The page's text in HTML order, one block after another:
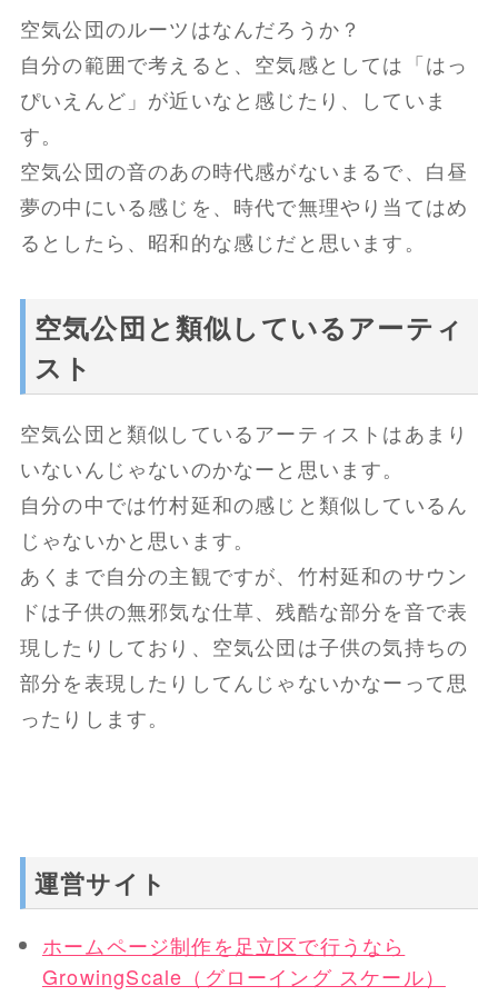
空気公団のルーツはなんだろうか？
自分の範囲で考えると、空気感としては「はっ
ぴいえんど」が近いなと感じたり、していま
す。
空気公団の音のあの時代感がないまるで、白昼
夢の中にいる感じを、時代で無理やり当てはめ
るとしたら、昭和的な感じだと思います。
空気公団と類似しているアーティ
スト
空気公団と類似しているアーティストはあまり
いないんじゃないのかなーと思います。
自分の中では竹村延和の感じと類似しているん
じゃないかと思います。
あくまで自分の主観ですが、竹村延和のサウン
ドは子供の無邪気な仕草、残酷な部分を音で表
現したりしており、空気公団は子供の気持ちの
部分を表現したりしてんじゃないかなーって思
ったりします。
運営サイト
ホームページ制作を足立区で行うなら
GrowingScale（グローイング スケール）